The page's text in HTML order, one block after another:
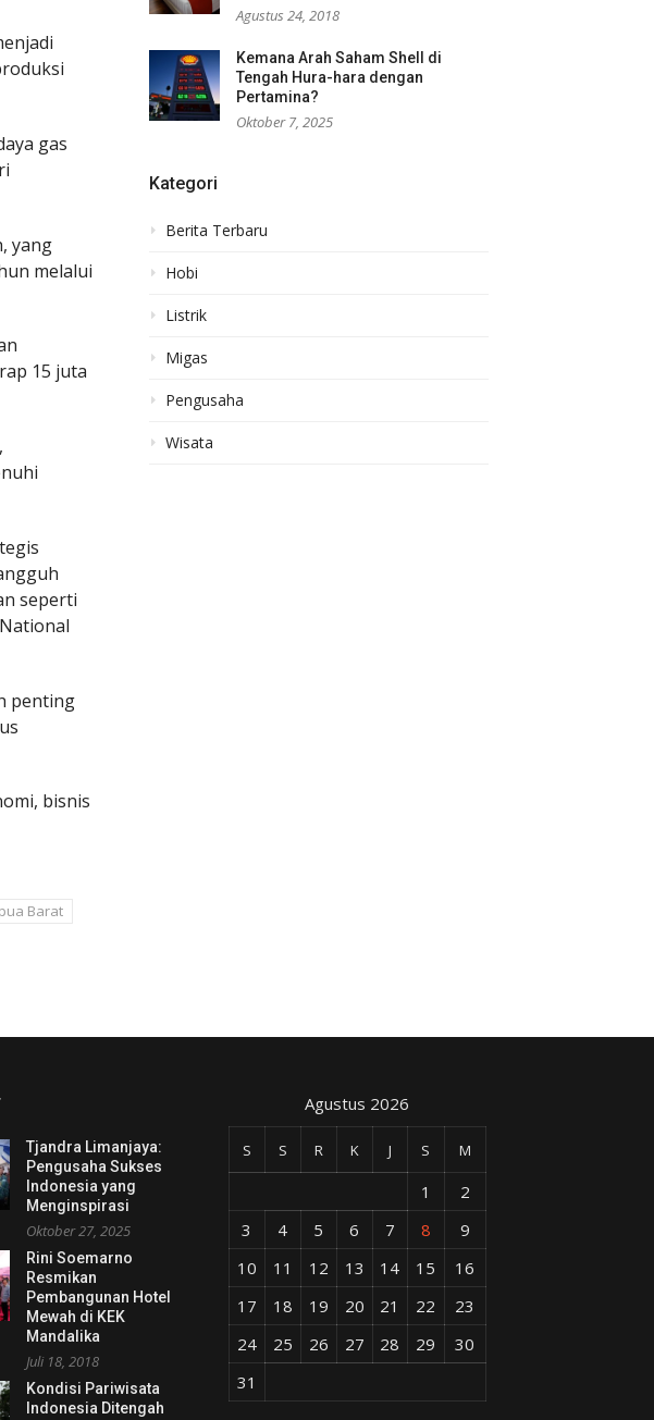
gas
yang
melalui
15 juta
seperti
penting
bisnis
Barat
Agustus 24, 2018
Kemana Arah Saham Shell di
Tengah Hura-hara dengan
Pertamina?
Oktober 7, 2025
Kategori
Berita Terbaru
Hobi
Listrik
Migas
Pengusaha
Wisata
Tjandra Limanjaya:
Pengusaha Sukses
Indonesia yang
Menginspirasi
Oktober 27, 2025
Rini Soemarno
Resmikan
Pembangunan Hotel
Mewah di KEK
Mandalika
Juli 18, 2018
Kondisi Pariwisata
Indonesia Ditengah
Agustus 2026
S S R K J S M
1
2
3
4 5 6 7 8
9
10
11 12 13 14 15
16
17
18 19 20 21 22
23
24
25 26 27 28 29
30
31